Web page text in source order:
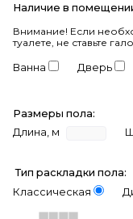
Наличие в
Внимание! Если
туалете, не ставьте
Ванна Дверь
Размеры пола:
Длина, м
Тип раскладки пола:
Классическая